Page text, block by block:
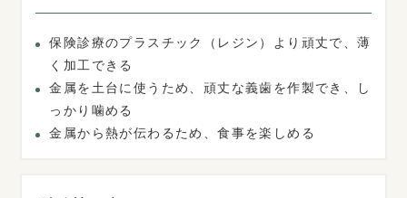
保険診療のプラスチック（レジン）より頑丈で、薄
く加工できる
金属を土台に使うため、頑丈な義歯を作製でき、し
っかり噛める
金属から熱が伝わるため、食事を楽しめる